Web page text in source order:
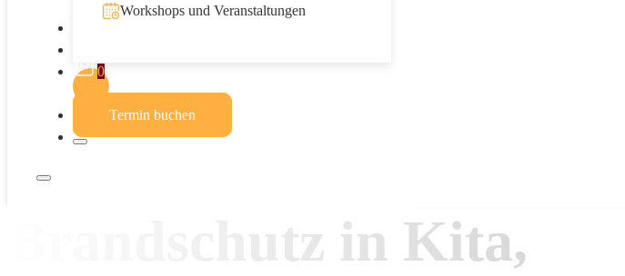
Workshops und Veranstaltungen
0
Termin buchen
Brandschutz in Kita,